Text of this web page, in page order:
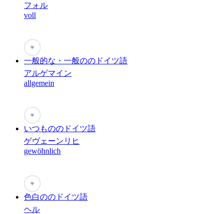
フォル
voll
♥
一般的な・一般ののドイツ語
アルゲマイン
allgemein
♥
いつもののドイツ語
ゲヴェーンリヒ
gewöhnlich
♥
色白ののドイツ語
ヘル